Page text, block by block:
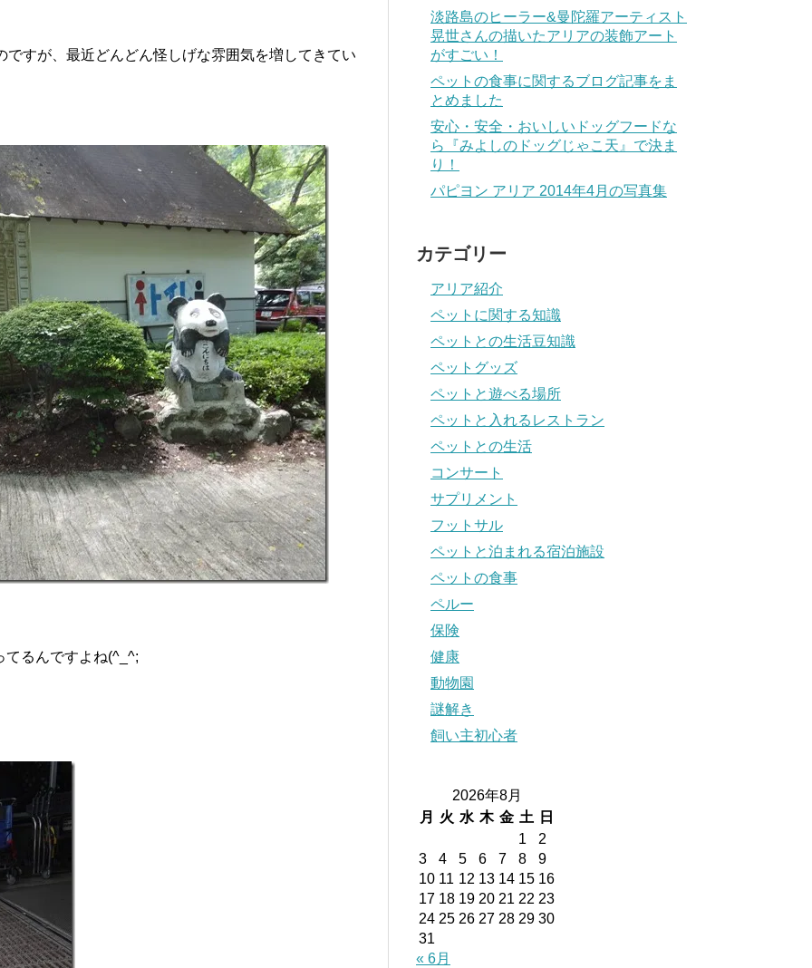
すが、最近どんどん怪しげな雰囲気を増してきてい
てるんですよね(^_^;
淡路島のヒーラー&曼陀羅アーティスト
晃世さんの描いたアリアの装飾アート
がすごい！
ペットの食事に関するブログ記事をま
とめました
安心・安全・おいしいドッグフードな
ら『みよしのドッグじゃこ天』で決ま
り！
パピヨン アリア 2014年4月の写真集
カテゴリー
アリア紹介
ペットに関する知識
ペットとの生活豆知識
ペットグッズ
ペットと遊べる場所
ペットと入れるレストラン
ペットとの生活
コンサート
サプリメント
フットサル
ペットと泊まれる宿泊施設
ペットの食事
ペルー
保険
健康
動物園
謎解き
飼い主初心者
2026年8月
月
火 水 木 金 土
日
1
2
3
4 5 6 7 8
9
10 11 12 13 14 15 16
17 18 19 20 21 22 23
24 25 26 27 28 29 30
31
« 6月